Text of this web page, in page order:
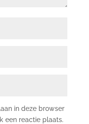
in deze browser
een reactie plaats.